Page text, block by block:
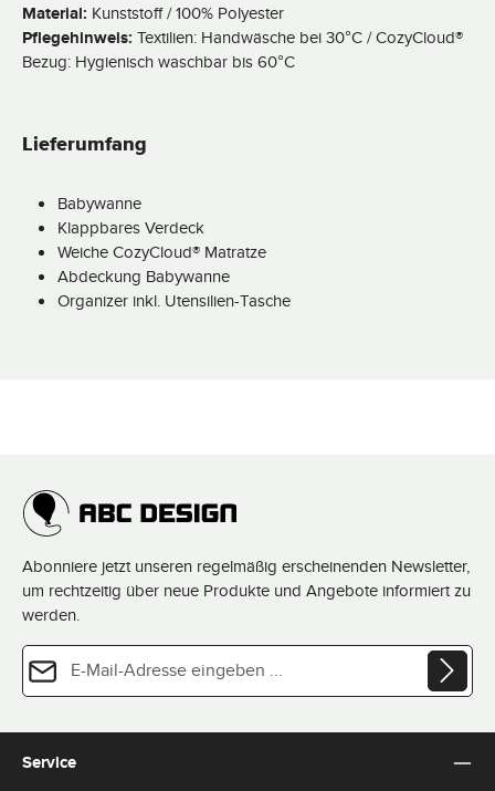
Material: Kunststoff / 100% Polyester
Pflegehinweis: Textilien: Handwäsche bei 30°C / CozyCloud®
Bezug: Hygienisch waschbar bis 60°C
Lieferumfang
Babywanne
Klappbares Verdeck
Weiche CozyCloud® Matratze
Abdeckung Babywanne
Organizer inkl. Utensilien-Tasche
Abonniere jetzt unseren regelmäßig erscheinenden Newsletter,
um rechtzeitig über neue Produkte und Angebote informiert zu
werden.
E-Mail-Adresse*
Ich habe die
Nutzungsbedingungen.
Die mit einem Stern (*) markierten Felder sind Pflichtfelder.
Service